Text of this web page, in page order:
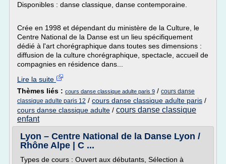
Disponibles : danse classique, danse contemporaine.
Crée en 1998 et dépendant du ministère de la Culture, le
Centre National de la Danse est un lieu spécifiquement
dédié à l'art chorégraphique dans toutes ses dimensions :
diffusion de la culture chorégraphique, spectacle, accueil de
compagnies en résidence dans...
Lire la suite
Thèmes liés : cours danse classique adulte paris 9 / cours danse
classique adulte paris 12 / cours danse classique adulte paris /
cours danse classique adulte / cours danse classique
enfant
Lyon – Centre National de la Danse Lyon /
Rhône Alpe | C ...
Types de cours : Ouvert aux débutants, Sélection à